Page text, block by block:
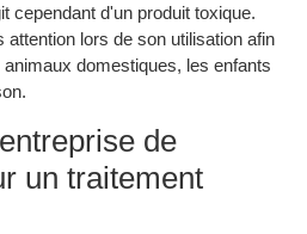
cependant d'un produit toxique.
attention lors de son utilisation afin
domestiques, les enfants
de
un traitement